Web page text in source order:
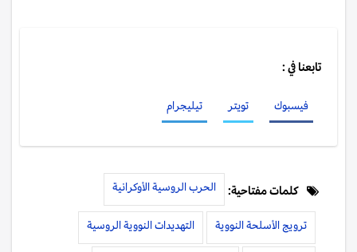
تابعنا في :
فيسبوك تويتر تيليجرام
كلمات مفتاحية: الحرب الروسية الأوكرانية
ترويج الأسلحة النووية التهديدات النووية الروسية